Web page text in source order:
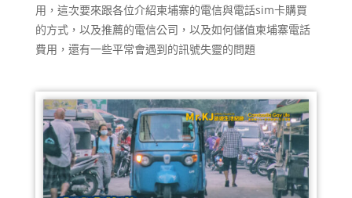
用，這次要來跟各位介紹柬埔寨的電信與電話sim卡購買
的方式，以及推薦的電信公司，以及如何儲值柬埔寨電話
費用，還有一些平常會遇到的訊號失靈的問題